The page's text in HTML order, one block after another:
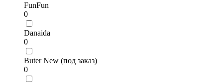
FunFun
0
Danaida
0
Buter New (под заказ)
0